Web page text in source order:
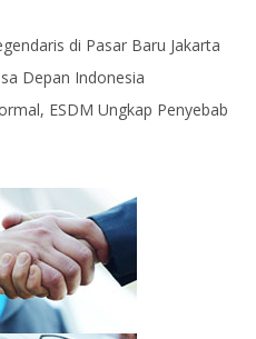
di Pasar Baru Jakarta
Depan Indonesia
ESDM Ungkap Penyebab